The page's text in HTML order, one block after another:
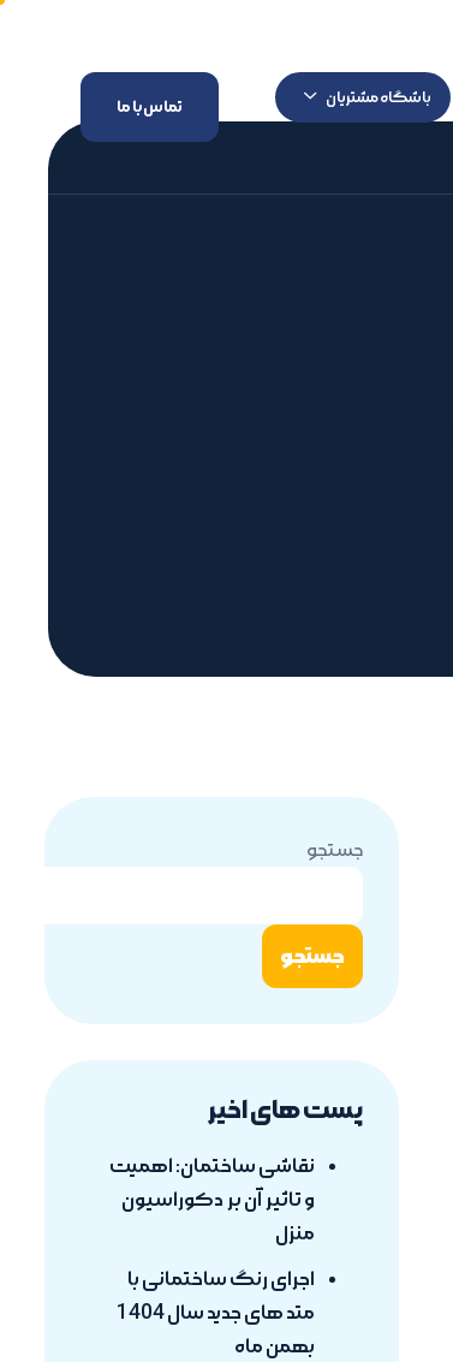
باشگاه مشتریان تماس با ما
جستجو
جستجو
پست های اخیر
نقاشی ساختمان: اهمیت
و تاثیر آن بر دکوراسیون
منزل
اجرای رنگ ساختمانی با
متد های جدید سال 1404
بهمن ماه